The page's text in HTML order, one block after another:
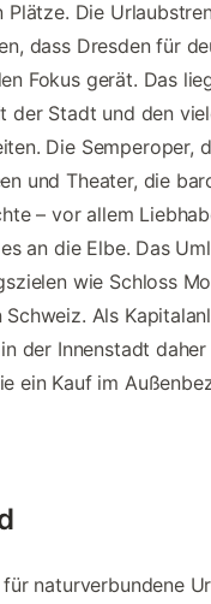
Plätze. Die
dass Dresden für
Fokus gerät. Das
der Stadt und den
Die Semperoper,
und Theater, die
– vor allem
an die Elbe. Das
wie Schloss
Schweiz. Als
der Innenstadt
ein Kauf im
naturverbundene